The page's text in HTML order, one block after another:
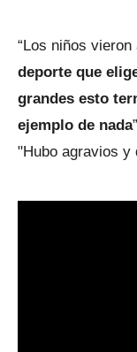
“Los niños
deporte que
grandes esto
ejemplo de nada
"Hubo agravios y